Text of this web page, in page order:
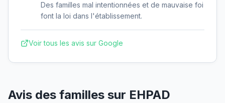
Des familles mal intentionnées et de mauvaise foi
font la loi dans l'établissement.
Voir tous les avis sur Google
Avis des familles sur EHPAD